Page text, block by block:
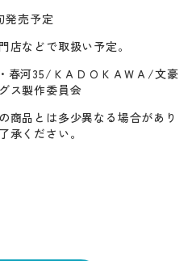
発売予定
店などで取扱い予定。
春河35/ＫＡＤＯＫＡＷＡ/文豪
ス製作委員会
商品とは多少異なる場合があり
承ください。